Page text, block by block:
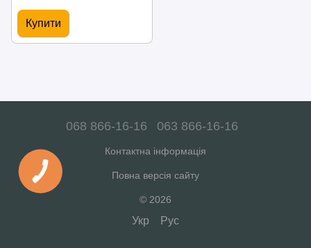
Купити
068 866-16-16 063 866-16-16
Контактна інформація
Повна версія сайту
© 2026
Укр Рус